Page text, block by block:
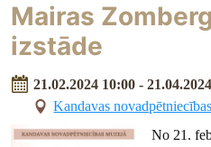
Mairas
izstāde
21.02.2024 10:00 -
Kandavas
No 21.